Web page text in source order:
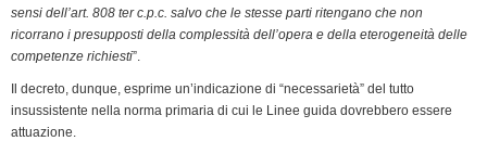
sensi dell’art. 808 ter c.p.c. salvo che le stesse parti ritengano che non
ricorrano i presupposti della complessità dell’opera e della eterogeneità delle
competenze richiesti”.
Il decreto, dunque, esprime un’indicazione di “necessarietà” del tutto
insussistente nella norma primaria di cui le Linee guida dovrebbero essere
attuazione.